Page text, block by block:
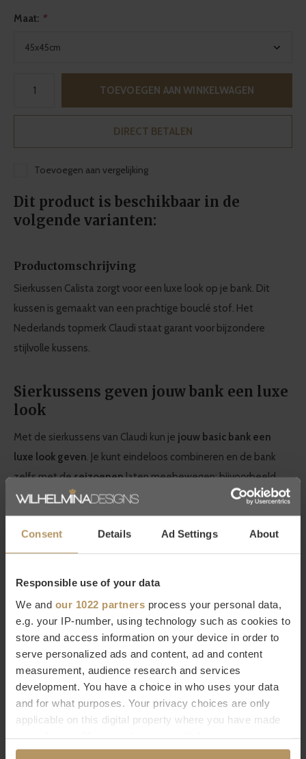
Consent Details Ad Settings About
Responsible use of your data
We and our 1022 partners process your personal data,
e.g. your IP-number, using technology such as cookies to
store and access information on your device in order to
serve personalized ads and content, ad and content
measurement, audience research and services
development. You have a choice in who uses your data
and for what purposes. Your privacy choices are only
applicable on this digital property where you have made
any time from the Cookie Declaration or by clicking on
Maat: *
TOEVOEGEN AAN WINKELWAGEN
DIRECT BETALEN
Toevoegen aan vergelijking
Dit product is beschikbaar in de
volgende varianten:
Productomschrijving
Sierkussen Calista zorgt voor een luxe look op je bank. Dit
kussen is gemaakt van een prachtige bouclé stof. Het
Nederlands topmerk Claudi staat garant voor bijzondere
stijlvolle kussens.
Sierkussens geven jouw bank een luxe
look
Met de sierkussens van Claudi kun je jouw basic bank een
luxe look geven. Je kunt eindeloos combineren en de bank
zelfs met deseizoenenlaten meebewegen; bijvoorbeeld
wit- en pasteltinten in het voorjaar en warme brons- en
grijstinten in het najaar!
Meer informatie over Claudi kussens?
Wil je meer informatie over dit product? Neem dan contact op
met onzeklantenservice.Direct bestellen kan natuurlijk ook,
gebruik hiervoor de groene bestelknop,het duurt slecht 2
Ben je niet helemaal tevreden met je aankoop? Bij
WDS krijg je 30
dagen bedenktijd.
Specificaties
Merk
Claudi
Afmetingen
45x45cm